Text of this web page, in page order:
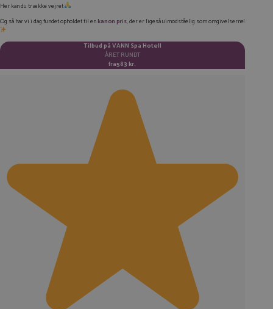
Her kan du trække vejret
Og så har vi i dag fundet opholdet til enkanon pris, der er ligeså uimodståelig som omgivelserne!
Tilbud på VANN Spa Hotell
ÅRET RUNDT
fra583 kr.